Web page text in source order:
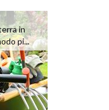
in
pi...